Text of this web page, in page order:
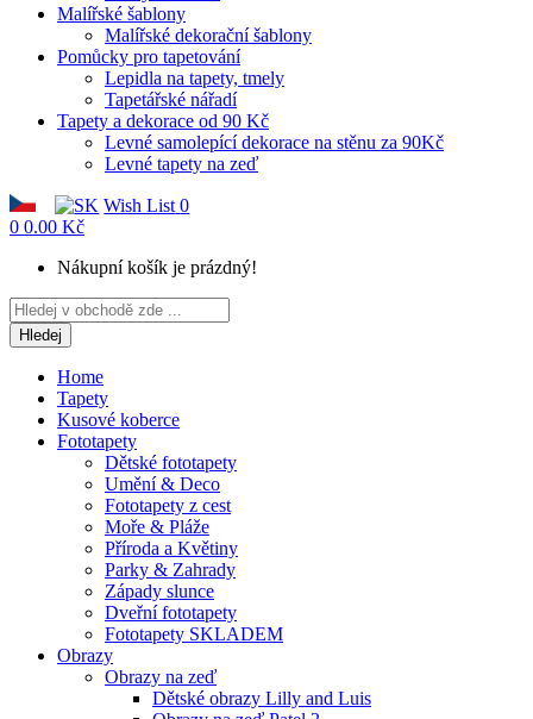
Malířské šablony
Malířské dekorační šablony
Pomůcky pro tapetování
Lepidla na tapety, tmely
Tapetářské nářadí
Tapety a dekorace od 90 Kč
Levné samolepící dekorace na stěnu za 90Kč
Levné tapety na zeď
Wish List 0
0 0.00 Kč
Nákupní košík je prázdný!
Hledej
Home
Tapety
Kusové koberce
Fototapety
Dětské fototapety
Umění & Deco
Fototapety z cest
Moře & Pláže
Příroda a Květiny
Parky & Zahrady
Západy slunce
Dveřní fototapety
Fototapety SKLADEM
Obrazy
Obrazy na zeď
Dětské obrazy Lilly and Luis